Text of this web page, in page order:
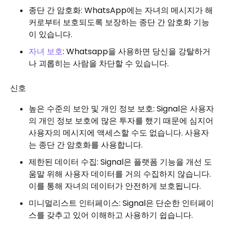
종단 간 암호화: WhatsApp에는 자녀의 메시지가 해
커로부터 보호되도록 보장하는 종단 간 암호화 기능
이 있습니다.
자녀 보호: Whatsapp을 사용하면 당신을 강탈하거
나 괴롭히는 사람을 차단할 수 있습니다.
신호
높은 수준의 보안 및 개인 정보 보호: Signal은 사용자
의 개인 정보 보호에 많은 투자를 했기 때문에 심지어
사용자의 메시지에 액세스할 수도 없습니다. 사용자
는 종단 간 암호화를 사용합니다.
제한된 데이터 수집: Signal은 플랫폼 기능을 개선 도
움말 위해 사용자 데이터를 거의 수집하지 않습니다.
이를 통해 자녀의 데이터가 안전하게 보호됩니다.
미니멀리스트 인터페이스: Signal은 단순한 인터페이
스를 갖추고 있어 이해하고 사용하기 쉽습니다.